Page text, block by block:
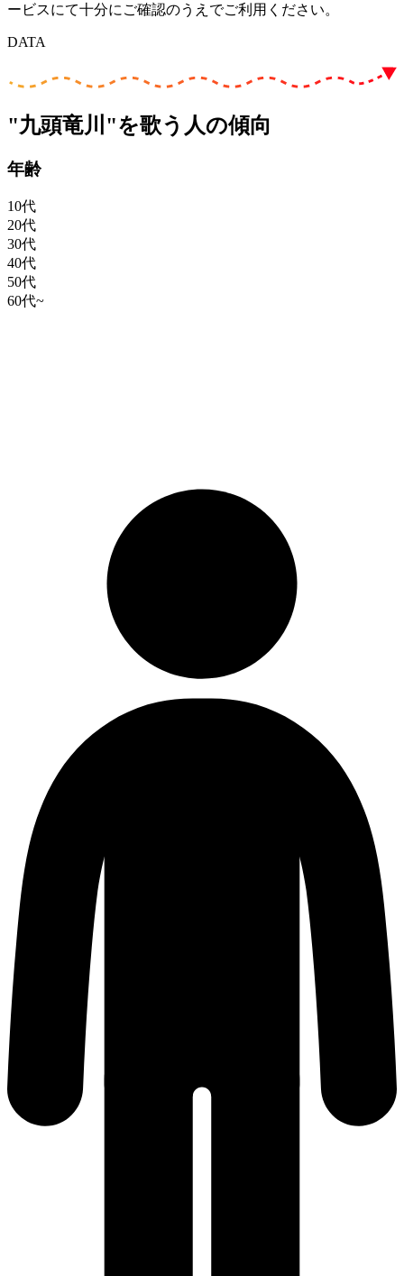
ービスにて十分にご確認のうえでご利用ください。
DATA
"九頭竜川"を歌う人の傾向
年齢
10代
20代
30代
40代
50代
60代~